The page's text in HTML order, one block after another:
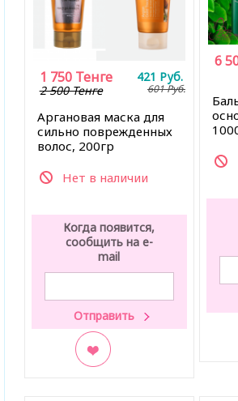
Аргановая маска для
сильно поврежденных
волос, 200гр
Нет в наличии
1 750 Тенге 421 Руб.
2 500 Тенге
601Руб.
Когда появится,
сообщить на e-
mail
6